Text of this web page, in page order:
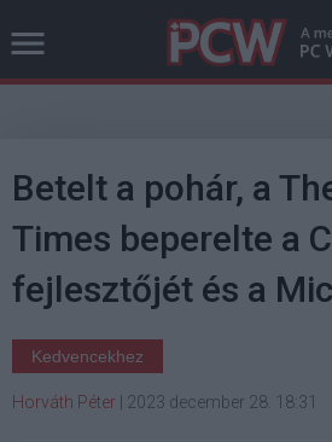
Betelt a pohár, a
Times beperelte a
fejlesztőjét és a
Kedvencekhez
Horváth Péter 2023 december 28. 18:31